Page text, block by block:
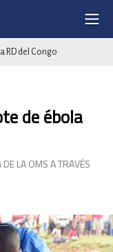
RD del Congo
de ébola
LA OMS A TRAVÉS